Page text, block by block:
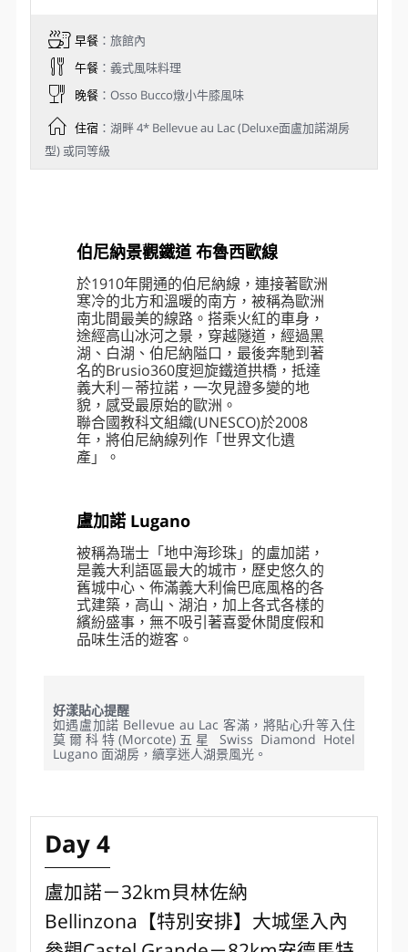
Day 3
聖莫里茲【特別安排】伯尼納景觀鐵
道布魯西歐線Bernina Railway Line－
蒂拉諾Tirano－122km盧加諾
Lugano
午餐：義式風味料理
晚餐：Osso Bucco燉小牛膝風味
住宿：湖畔 4* Bellevue au Lac (Deluxe面盧加諾湖房
型) 或同等級
伯尼納景觀鐵道 布魯西歐線
於1910年開通的伯尼納線，連接著歐洲
途經高山冰河之景，穿越隧道，經過黑
湖、白湖、伯尼納隘口，最後奔馳到著
名的Brusio360度迴旋鐵道拱橋，抵達
義大利－蒂拉諾，一次見證多變的地
貌，感受最原始的歐洲。
聯合國教科文組織(UNESCO)於2008
年，將伯尼納線列作「世界文化遺
產」。
盧加諾 Lugano
被稱為瑞士「地中海珍珠」的盧加諾，
是義大利語區最大的城市，歷史悠久的
品味生活的遊客。
好漾貼心提醒
莫爾科特(Morcote)五星 Swiss Diamond Hotel